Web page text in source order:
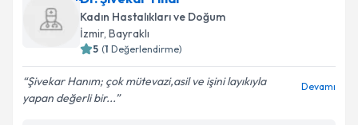
Takvim Talebini Gönder
oluşturun. Size bu uzmandan randevu almanız için bir
takvim hazırlandığında e-posta ile bilgilendireceğiz.
Kadın Hastalıkları ve Doğum
İzmir, Bayraklı
5 (1 Değerlendirme)
Şivekar Hanım; çok mütevazi,asil ve işini layıkıyla
yapan değerli bir...
Devamı